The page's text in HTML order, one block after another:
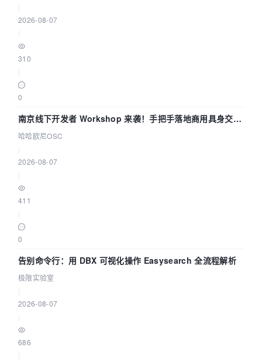
2026-08-07
310
0
南京线下开发者 Workshop 来袭！手把手落地商用具身交互
智能 Agent 应用
哈哈欧尼OSC
2026-08-07
411
0
告别命令行：用 DBX 可视化操作 Easysearch 全流程解析
极限实验室
2026-08-07
686